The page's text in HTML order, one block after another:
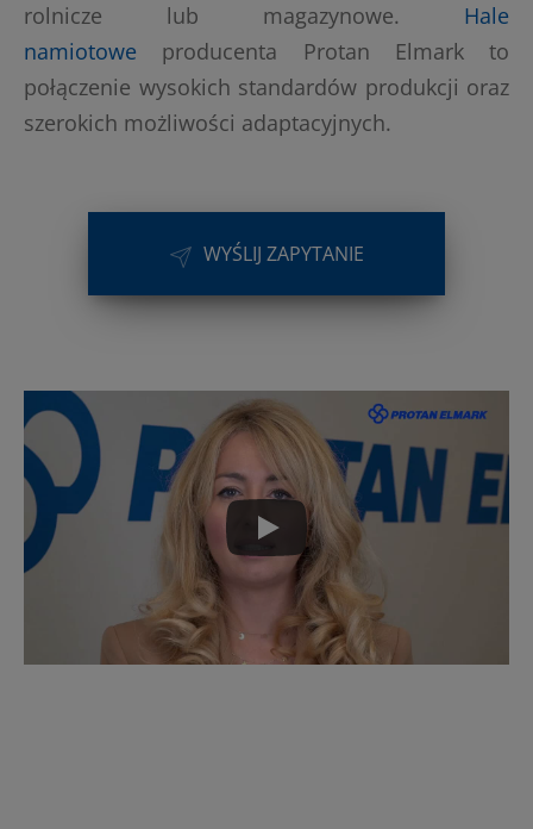
rolnicze lub magazynowe. Hale
namiotowe producenta Protan Elmark to
połączenie wysokich standardów produkcji oraz
szerokich możliwości adaptacyjnych.
WYŚLIJ ZAPYTANIE